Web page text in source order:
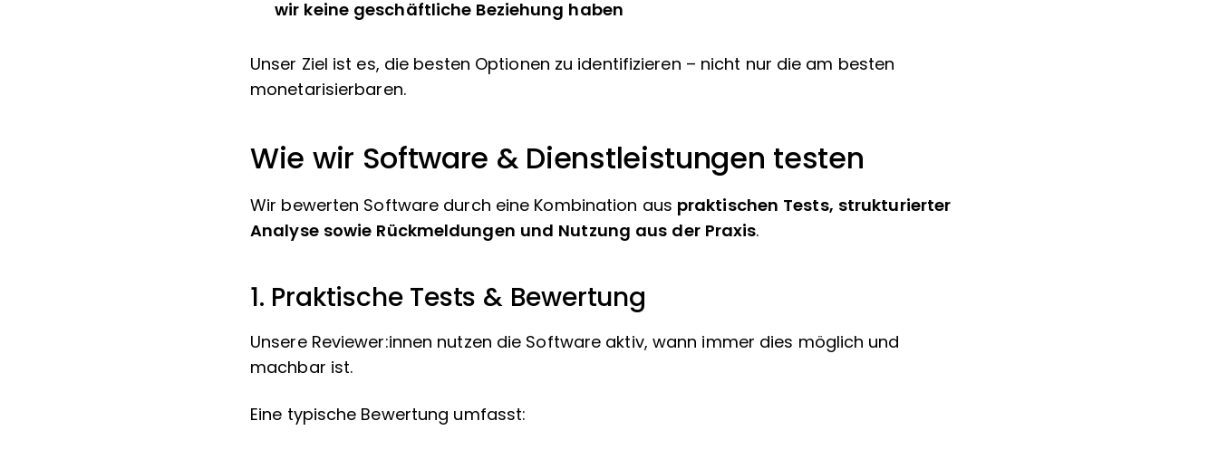
wir keine geschäftliche Beziehung haben
Unser Ziel ist es, die besten Optionen zu identifizieren – nicht nur die am besten
monetarisierbaren.
Wie wir Software & Dienstleistungen testen
Wir bewerten Software durch eine Kombination aus praktischen Tests, strukturierter
Analyse sowie Rückmeldungen und Nutzung aus der Praxis.
1. Praktische Tests & Bewertung
Unsere Reviewer:innen nutzen die Software aktiv, wann immer dies möglich und
machbar ist.
Eine typische Bewertung umfasst: